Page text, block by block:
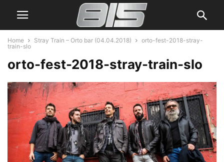
Home Stray Train – Orto bar (04.04.2018)
orto-fest-2018-stray-
train-slo
orto-fest-2018-stray-train-slo